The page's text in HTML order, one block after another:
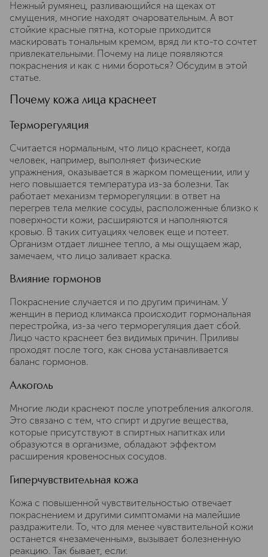
Нежный румянец, разливающийся на щеках от
смущения, многие находят очаровательным. А вот
стойкие красные пятна, которые приходится
маскировать тональным кремом, вряд ли кто-то сочтет
привлекательными. Почему на лице появляются
покраснения и как с ними бороться? Обсудим в этой
статье.
Почему кожа лица краснеет
Терморегуляция
Считается нормальным, что лицо краснеет, когда
человек, например, выполняет физические
упражнения, оказывается в жарком помещении, или у
него повышается температура из-за болезни. Так
работает механизм терморегуляции: в ответ на
перегрев тела мелкие сосуды, расположенные близко к
поверхности кожи, расширяются и наполняются
кровью. В таких ситуациях человек еще и потеет.
Организм отдает лишнее тепло, а мы ощущаем жар,
замечаем, что лицо заливает краска.
Влияние гормонов
Покраснение случается и по другим причинам. У
женщин в период климакса происходит гормональная
перестройка, из-за чего терморегуляция дает сбой.
Лицо часто краснеет без видимых причин. Приливы
проходят после того, как снова устанавливается
баланс гормонов.
Алкоголь
Многие люди краснеют после употребления алкоголя.
Это связано с тем, что спирт и другие вещества,
которые присутствуют в спиртных напитках или
образуются в организме, обладают эффектом
расширения кровеносных сосудов.
Гиперчувствительная кожа
Кожа с повышенной чувствительностью отвечает
покраснением и другими симптомами на малейшие
раздражители. То, что для менее чувствительной кожи
останется «незамеченным», вызывает болезненную
реакцию. Так бывает, если: